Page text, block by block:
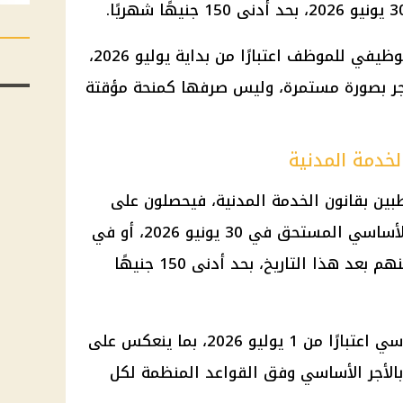
وتعد هذه العلاوة جزءًا من الأجر الوظيفي للموظف اعتبارًا من بداية يوليو 2026،
بصورة مستمرة، وليس صرفها كمنحة مؤقتة
المدنية
بقانون الخدمة المدنية، فيحصلون على
علاوة خاصة بنسبة 15% من الأجر الأساسي المستحق في 30 يونيو 2026، أو في
تاريخ التعيين بالنسبة لمن يتم تعيينهم بعد هذا التاريخ، بحد أدنى 150 جنيهًا
اعتبارًا من 1 يوليو 2026
، بما ينعكس على
الأساسي وفق القواعد المنظمة لكل